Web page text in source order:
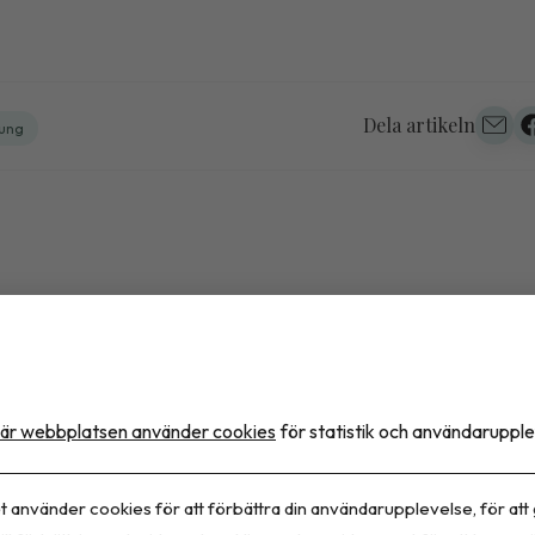
Dela artikeln
behandlar vi den
tillfälligt problem?
webbplatsen använder cookies för statistik och
använder cookies för att förbättra din användarupplevelse, för att